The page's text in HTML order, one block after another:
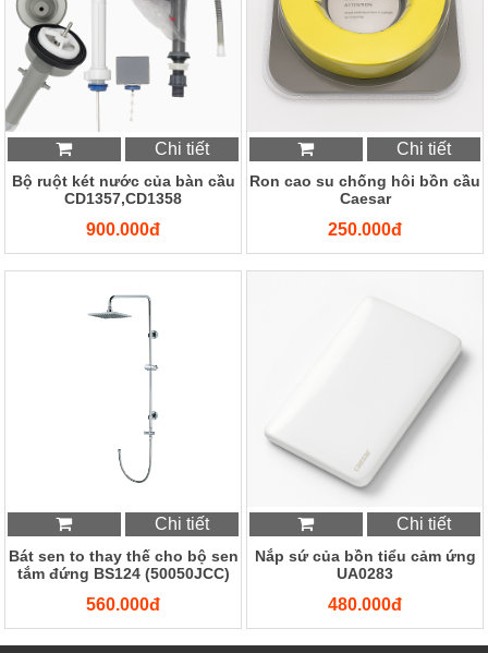
Chi tiết
Bộ ruột két nước của bàn cầu
CD1357,CD1358
900.000đ
Chi tiết
Ron cao su chống hôi bồn cầu
Caesar
250.000đ
Chi tiết
Bát sen to thay thế cho bộ sen
tắm đứng BS124 (50050JCC)
560.000đ
Chi tiết
Nắp sứ của bồn tiểu cảm ứng
UA0283
480.000đ